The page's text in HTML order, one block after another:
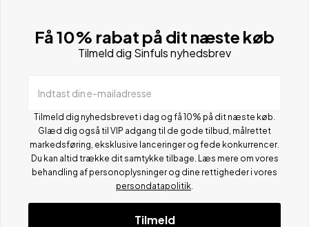
Få 10% rabat på dit næste køb
Tilmeld dig Sinfuls nyhedsbrev
Indtast din e-mailadresse
Tilmeld dig nyhedsbrevet i dag og få 10% på dit næste køb.
Glæd dig også til VIP adgang til de gode tilbud, målrettet
markedsføring, eksklusive lanceringer og fede konkurrencer.
Du kan altid trække dit samtykke tilbage. Læs mere om vores
behandling af personoplysninger og dine rettigheder i vores
persondatapolitik
Tilmeld